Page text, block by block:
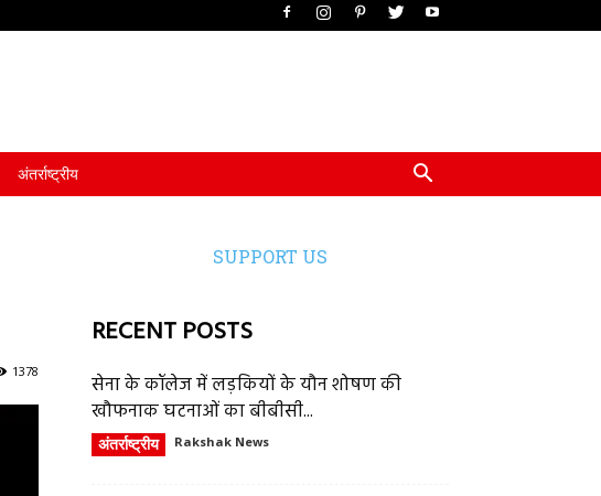
अंतर्राष्ट्रीय
1378
SUPPORT US
RECENT POSTS
सेना के कॉलेज में लड़कियों के यौन शोषण की
खौफनाक घटनाओं का बीबीसी...
अंतर्राष्ट्रीय Rakshak News